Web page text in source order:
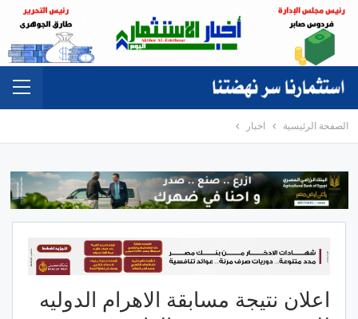
الصفحة الرئيسية اخبار
اعلان نتيجة مسابقة الاهرام الدوليه